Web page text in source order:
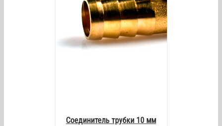
Соединитель трубки 10 мм